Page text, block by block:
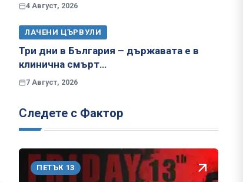
4 Август, 2026
ЛАЧЕНИ ЦЪРВУЛИ
Три дни в България – държавата е в
клинична смърт…
7 Август, 2026
Следете с Фактор
ПЕТЪК 13